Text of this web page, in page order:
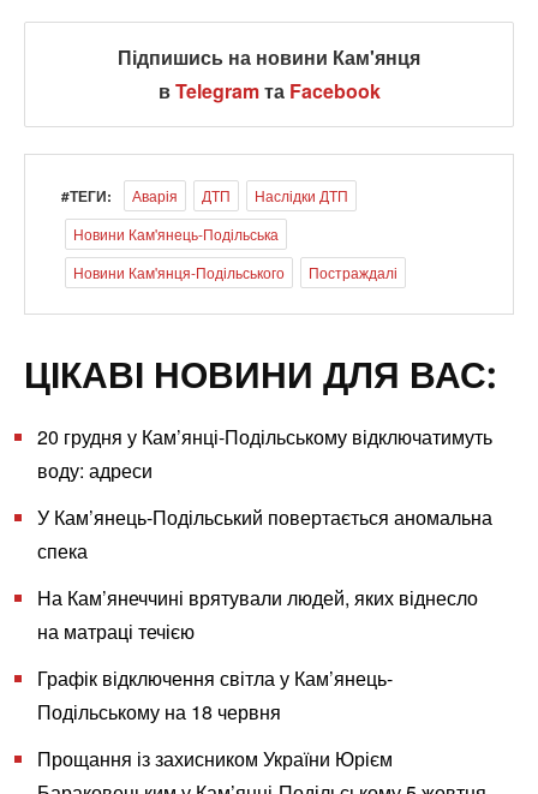
Підпишись на новини Кам'янця
вTelegramта Facebook
#ТЕГИ: Аварія ДТП
Наслідки ДТП
Новини Кам'янець-Подільська
Новини Кам'янця-Подільського
Постраждалі
ЦІКАВІ НОВИНИ ДЛЯ ВАС:
20 грудня у Кам’янці-Подільському відключатимуть
воду: адреси
У Кам’янець-Подільський повертається аномальна
спека
На Кам’янеччині врятували людей, яких віднесло
на матраці течією
Графік відключення світла у Кам’янець-
Подільському на 18 червня
Прощання із захисником України Юрієм